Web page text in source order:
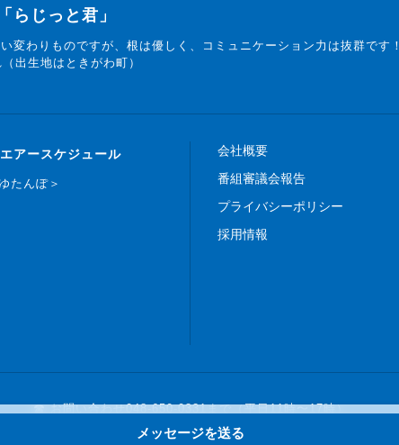
メッセージを送る
らじっと君」
変わりものですが、根は優しく、コミュニケーション力は抜群です！
出生地はときがわ町）
エアースケジュール
たんぽ＞
会社概要
番組審議会報告
プライバシーポリシー
採用情報
☎ お問い合わせ048-650-0331まで（平日11時〜17時）
Copyright © 2019 FM NACK5 All rights reserved.